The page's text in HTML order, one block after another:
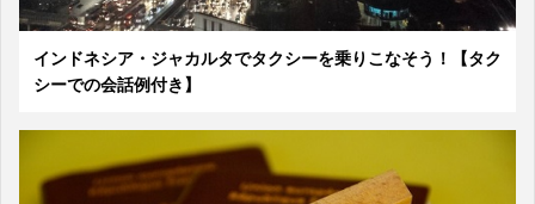
インドネシア・ジャカルタでタクシーを乗りこなそう！【タク
シーでの会話例付き】